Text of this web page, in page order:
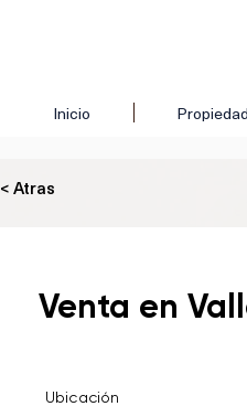
Inicio
< Atras
Venta en
Ubicación